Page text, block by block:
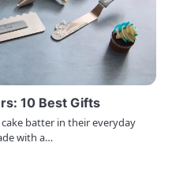
10 Best Gifts
batter in their everyday
with a…